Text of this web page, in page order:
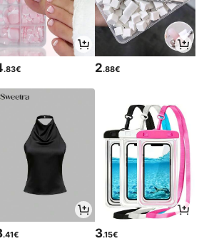
.83€ 2.88€
.41€ 3.15€